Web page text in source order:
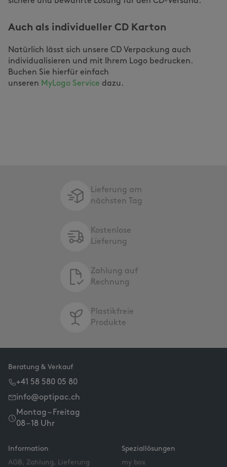
Auch als individueller CD Karton
Natürlich lässt sich unsere CD Verpackung auch
individualisieren und mit Ihrem Logo bedrucken.
Buchen Sie hierfür einfach
unseren MyLogo Service dazu.
Lieferung am
nächsten Tag
Kostenlose
Lieferung
Zahlung auf
Rechnung
Plastikfreie
Produkte
Beratung & Verkauf
+41 58 580 05 80
info@optipac.ch
Montag – Freitag
08 – 18 Uhr
Information
AGB, Zahlung, Lieferung
Speziallösungen
my box